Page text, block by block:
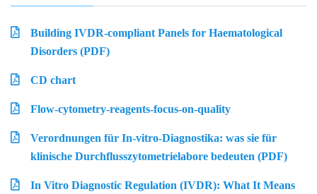
Building IVDR-compliant Panels for Haematological
Disorders (PDF)
CD chart
Flow-cytometry-reagents-focus-on-quality
Verordnungen für In-vitro-Diagnostika: was sie für
klinische Durchflusszytometrielabore bedeuten (PDF)
In Vitro Diagnostic Regulation (IVDR): What It Means